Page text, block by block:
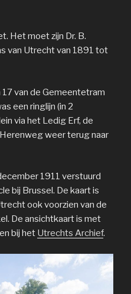
Het moet zijn Dr. B.
van Utrecht van 1891 tot
van de Gemeentetram
een ringlijn (in 2
via het Ledig Erf, de
weer terug naar
1911 verstuurd
bij Brussel. De kaart is
ook voorzien van de
De ansichtkaart is met
bij het Utrechts Archief.